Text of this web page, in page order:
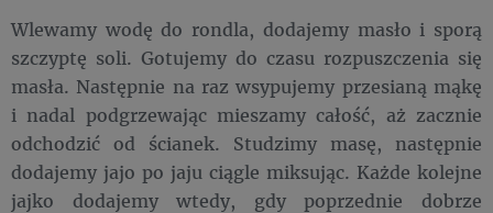
Wlewamy wodę do rondla, dodajemy masło i sporą
szczyptę soli. Gotujemy do czasu rozpuszczenia się
masła. Następnie na raz wsypujemy przesianą mąkę
i nadal podgrzewając mieszamy całość, aż zacznie
odchodzić od ścianek. Studzimy masę, następnie
dodajemy jajo po jaju ciągle miksując. Każde kolejne
jajko dodajemy wtedy, gdy poprzednie dobrze